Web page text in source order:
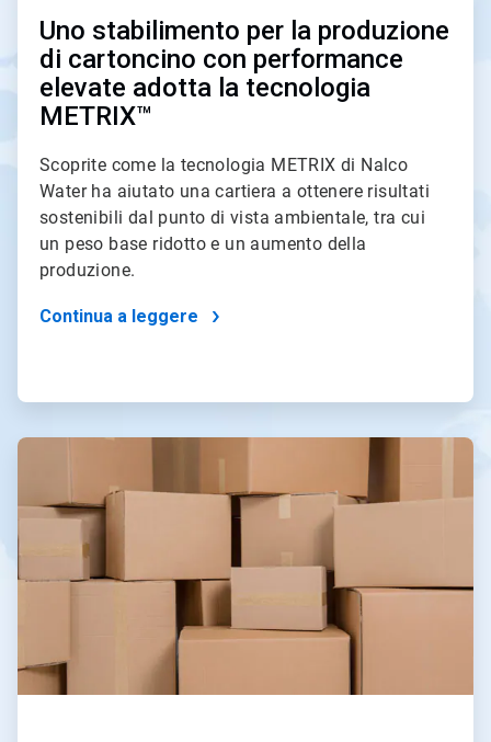
Uno stabilimento per la produzione
di cartoncino con performance
elevate adotta la tecnologia
METRIX™
Scoprite come la tecnologia METRIX di Nalco
Water ha aiutato una cartiera a ottenere risultati
sostenibili dal punto di vista ambientale, tra cui
un peso base ridotto e un aumento della
produzione.
Continua a leggere
ArticleTile
4